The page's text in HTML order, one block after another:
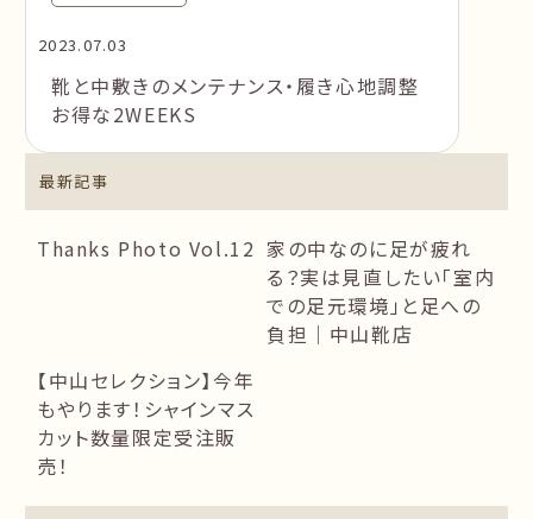
2023.07.03
靴と中敷きのメンテナンス・履き心地調整
お得な2WEEKS
最新記事
Thanks Photo Vol.12 家の中なのに足が疲れ
る？実は見直したい「室内
での足元環境」と足への
負担｜中山靴店
【中山セレクション】今年
もやります！シャインマス
カット数量限定受注販
売！